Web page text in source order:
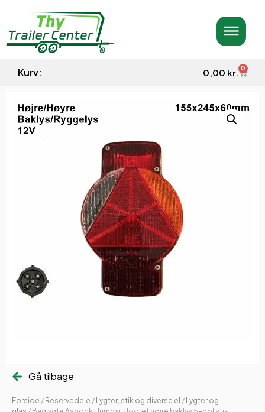
Kurv: 0,00 kr. 0
Gå tilbage
Forside / Reservedele / Lygter, stik og diverse el / Lygter og -